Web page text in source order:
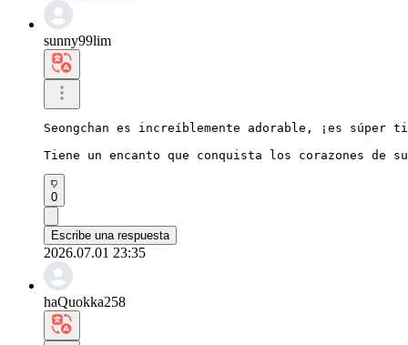
sunny99lim
Seongchan es increíblemente adorable, ¡es súper
Tiene un encanto que conquista los corazones de
0
Escribe una respuesta
2026.07.01 23:35
haQuokka258